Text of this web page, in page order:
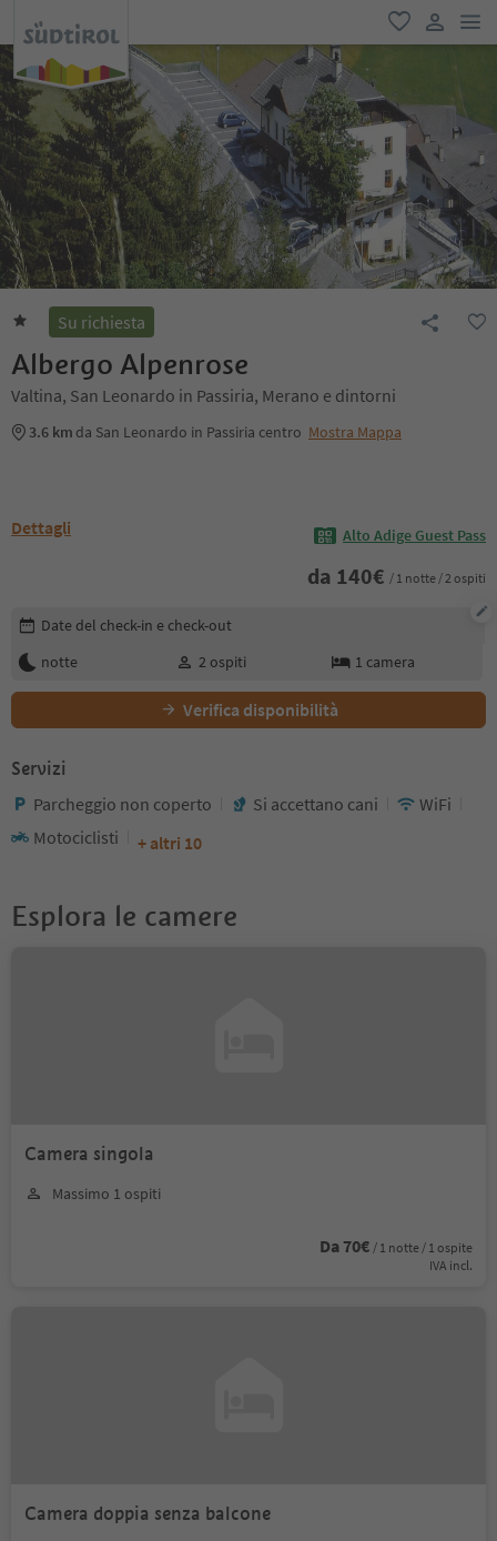
favoriti
user link
Su richiesta
Albergo Alpenrose
Valtina, San Leonardo in Passiria, Merano e dintorni
3.6 km da San Leonardo in Passiria centro Mostra Mappa
Dettagli Alto Adige Guest Pass
da 140€ / 1 notte / 2 ospiti
Modifica i dettagli della prenotazione
Date del check-in e check-out
notte
2 ospiti 1 camera
Verifica disponibilità
Servizi
Parcheggio non coperto Si accettano cani
WiFi
Motociclisti
+ altri 10
Esplora le camere
Camera singola
Massimo 1 ospiti
Da 70€ / 1 notte / 1 ospite
IVA incl.
Camera doppia senza balcone